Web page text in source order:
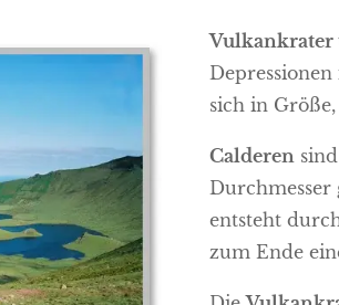
Vulkankrater
sich in
Calderensind
Durchmesser
entsteht
zum Ende